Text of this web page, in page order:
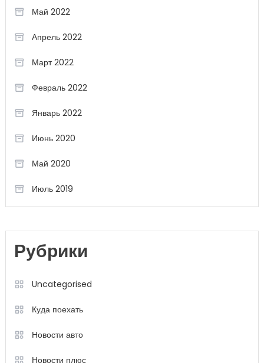
Май 2022
Апрель 2022
Март 2022
Февраль 2022
Январь 2022
Июнь 2020
Май 2020
Июль 2019
Рубрики
Uncategorised
Куда поехать
Новости авто
Новости плюс